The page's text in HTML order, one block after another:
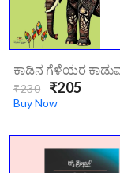
₹230 ₹205
Buy Now